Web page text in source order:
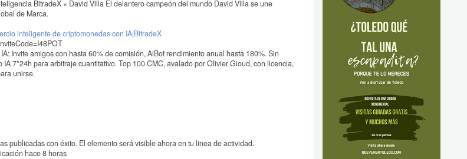
BitradeX × David Villa El delantero campeón del mundo David Villa se une
de Marca.
inteligente de criptomonedas con IA|BitradeX
Invite amigos con hasta 60% de comisión, AiBot rendimiento anual hasta 180%. Sin
7*24h para arbitraje cuantitativo. Top 100 CMC, avalado por Olivier Gioud, con licencia,
unirse.
publicadas con éxito. El elemento será visible ahora en tu linea de actividad.
hace 8 horas